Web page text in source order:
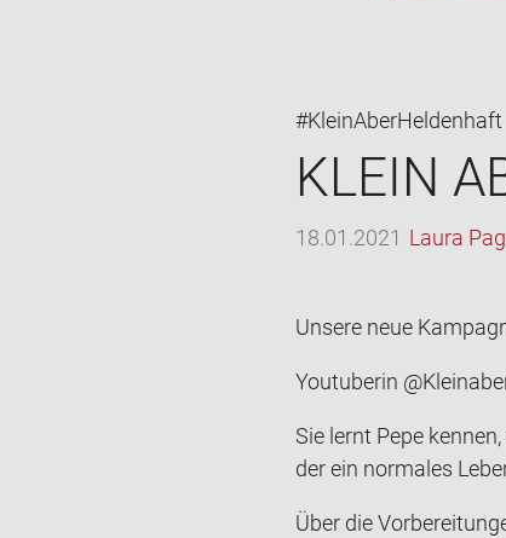
#KleinAberHeldenhaft
KLEIN
18.01.2021 Laura
Un­se­re neue
You­tube­rin
Sie lernt Pepe
der ein nor­ma­les
Über die